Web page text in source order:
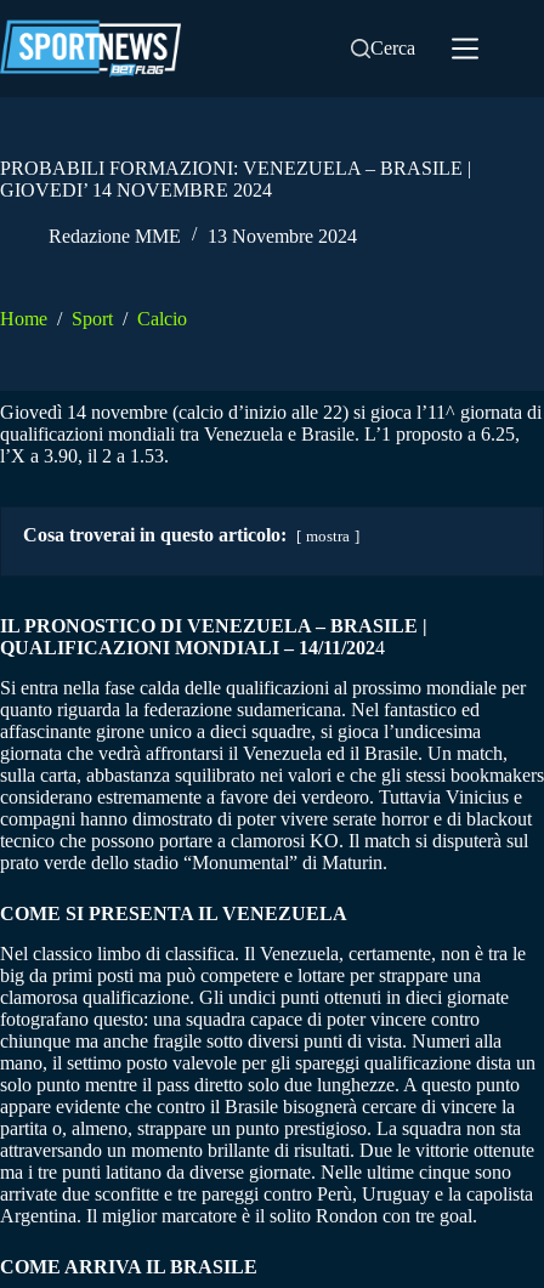
al
contenuto
Cerca
PROBABILI FORMAZIONI: VENEZUELA – BRASILE |
GIOVEDI’ 14 NOVEMBRE 2024
Redazione MME 13 Novembre 2024
Home / Sport / Calcio
Giovedì 14 novembre (calcio d’inizio alle 22) si gioca l’11^ giornata di
qualificazioni mondiali tra Venezuela e Brasile. L’1 proposto a 6.25,
l’X a 3.90, il 2 a 1.53.
Cosa troverai in questo articolo: mostra
IL PRONOSTICO DI VENEZUELA – BRASILE |
QUALIFICAZIONI MONDIALI – 14/11/2024
Si entra nella fase calda delle qualificazioni al prossimo mondiale per
quanto riguarda la federazione sudamericana. Nel fantastico ed
affascinante girone unico a dieci squadre, si gioca l’undicesima
giornata che vedrà affrontarsi il Venezuela ed il Brasile. Un match,
sulla carta, abbastanza squilibrato nei valori e che gli stessi bookmakers
considerano estremamente a favore dei verdeoro. Tuttavia Vinicius e
compagni hanno dimostrato di poter vivere serate horror e di blackout
tecnico che possono portare a clamorosi KO. Il match si disputerà sul
prato verde dello stadio “Monumental” di Maturin.
COME SI PRESENTA IL VENEZUELA
Nel classico limbo di classifica. Il Venezuela, certamente, non è tra le
big da primi posti ma può competere e lottare per strappare una
clamorosa qualificazione. Gli undici punti ottenuti in dieci giornate
fotografano questo: una squadra capace di poter vincere contro
chiunque ma anche fragile sotto diversi punti di vista. Numeri alla
mano, il settimo posto valevole per gli spareggi qualificazione dista un
solo punto mentre il pass diretto solo due lunghezze. A questo punto
appare evidente che contro il Brasile bisognerà cercare di vincere la
partita o, almeno, strappare un punto prestigioso. La squadra non sta
attraversando un momento brillante di risultati. Due le vittorie ottenute
ma i tre punti latitano da diverse giornate. Nelle ultime cinque sono
arrivate due sconfitte e tre pareggi contro Perù, Uruguay e la capolista
Argentina. Il miglior marcatore è il solito Rondon con tre goal.
COME ARRIVA IL BRASILE